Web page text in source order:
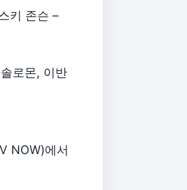
키 존슨 –
로몬, 이반
NOW)에서